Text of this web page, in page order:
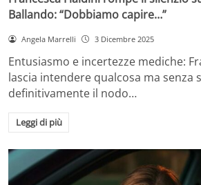
Ballando: “Dobbiamo capire…”
Angela Marrelli 3 Dicembre 2025
Entusiasmo e incertezze mediche:
lascia intendere qualcosa ma senza
definitivamente il nodo…
Leggi di più